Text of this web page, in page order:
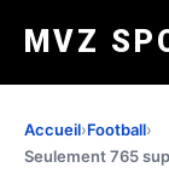
MVZ
Accueil›Football›
Seulement 765